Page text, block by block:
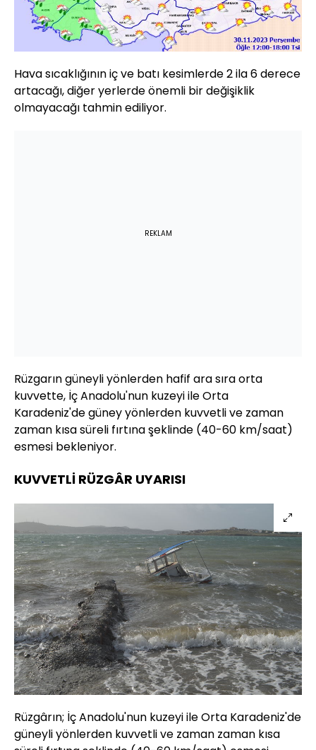
Hava sıcaklığının iç ve batı kesimlerde 2 ila 6 derece
artacağı, diğer yerlerde önemli bir değişiklik
olmayacağı tahmin ediliyor.
REKLAM
Rüzgarın güneyli yönlerden hafif ara sıra orta
kuvvette, İç Anadolu'nun kuzeyi ile Orta
Karadeniz'de güney yönlerden kuvvetli ve zaman
zaman kısa süreli fırtına şeklinde (40-60 km/saat)
esmesi bekleniyor.
KUVVETLİ RÜZGÂR UYARISI
Rüzgârın; İç Anadolu'nun kuzeyi ile Orta Karadeniz'de
güneyli yönlerden kuvvetli ve zaman zaman kısa